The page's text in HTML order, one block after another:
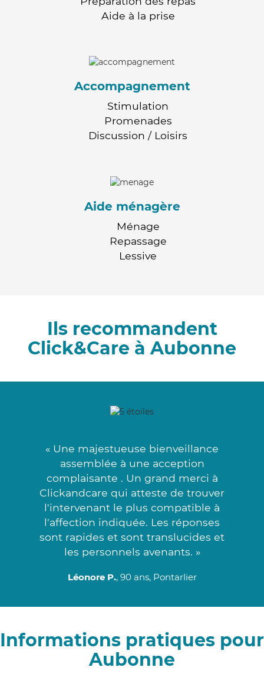
Aide à la prise
Accompagnement
Stimulation
Promenades
Discussion / Loisirs
Aide ménagère
Ménage
Repassage
Lessive
Ils recommandent
Click&Care à Aubonne
« Une majestueuse bienveillance
assemblée à une acception
complaisante . Un grand merci à
Clickandcare qui atteste de trouver
l'intervenant le plus compatible à
l'affection indiquée. Les réponses
sont rapides et sont translucides et
les personnels avenants. »
Léonore P., 90 ans, Pontarlier
Informations pratiques pour
Aubonne